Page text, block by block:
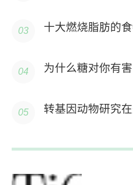
十大燃烧脂肪的
为什么糖对你有
转基因动物研究